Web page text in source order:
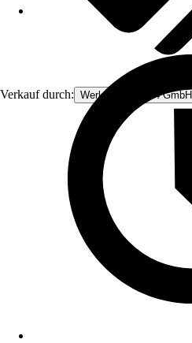
Verkauf durch: Werkzeugstore24 GmbH